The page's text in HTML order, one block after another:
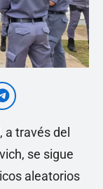
a través del
se sigue
aleatorios